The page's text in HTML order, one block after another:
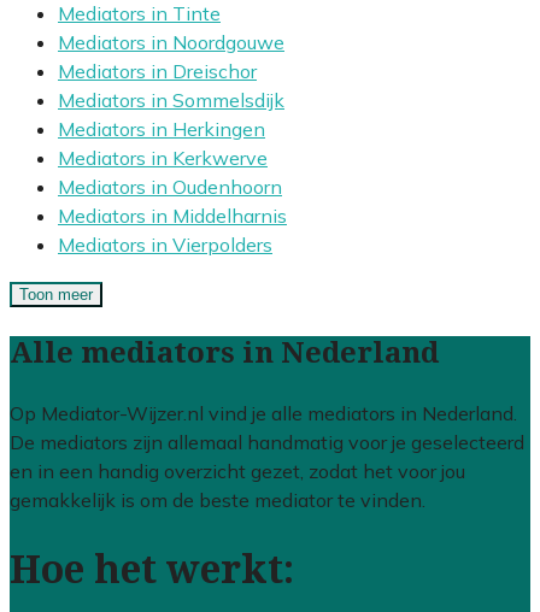
Mediators in Tinte
Mediators in Noordgouwe
Mediators in Dreischor
Mediators in Sommelsdijk
Mediators in Herkingen
Mediators in Kerkwerve
Mediators in Oudenhoorn
Mediators in Middelharnis
Mediators in Vierpolders
Toon meer
Alle mediators in Nederland
Op Mediator-Wijzer.nl vind je alle mediators in Nederland.
De mediators zijn allemaal handmatig voor je geselecteerd
en in een handig overzicht gezet, zodat het voor jou
gemakkelijk is om de beste mediator te vinden.
Hoe het werkt: